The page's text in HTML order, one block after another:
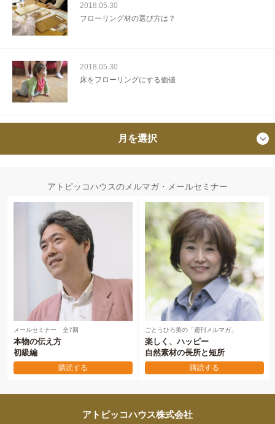
2018.05.30
フローリング材の選び方は？
2018.05.30
床をフローリングにする価値
月を選択
アトピッコハウスのメルマガ・メールセミナー
メールセミナー 全7回
本物の伝え方
初級編
購読する
ごとうひろ美の「週刊メルマガ」
楽しく、ハッピー
自然素材の長所と短所
購読する
アトピッコハウス株式会社